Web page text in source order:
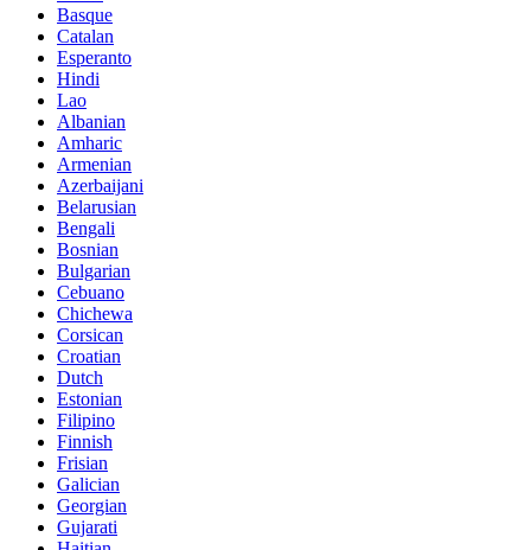
Basque
Catalan
Esperanto
Hindi
Lao
Albanian
Amharic
Armenian
Azerbaijani
Belarusian
Bengali
Bosnian
Bulgarian
Cebuano
Chichewa
Corsican
Croatian
Dutch
Estonian
Filipino
Finnish
Frisian
Galician
Georgian
Gujarati